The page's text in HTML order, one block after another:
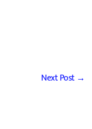
Next Post →